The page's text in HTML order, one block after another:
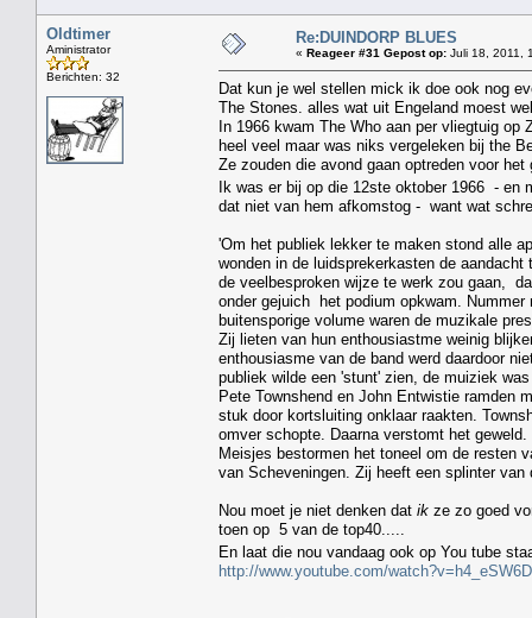
Oldtimer
Aministrator
Berichten: 32
Re:DUINDORP BLUES
« Reageer #31 Gepost op: Juli 18, 2011,
Dat kun je wel stellen mick ik doe ook nog
The Stones. alles wat uit Engeland moest
In 1966 kwam The Who aan per vliegtuig
heel veel maar was niks vergeleken bij the
Ze zouden die avond gaan optreden voor
Ik was er bij op die 12ste oktober 1966 -
dat niet van hem afkomstog - want wat
'Om het publiek lekker te maken stond alle
wonden in de luidsprekerkasten de
de veelbesproken wijze te werk zou gaan,
onder gejuich het podium opkwam.
buitensporige volume waren de muzikale
Zij lieten van hun enthousiastme weinig
enthousiasme van de band werd daardoor
publiek wilde een 'stunt' zien, de muiziek
Pete Townshend en John Entwistie ramden
stuk door kortsluiting onklaar raakten.
omver schopte. Daarna verstomt het
Meisjes bestormen het toneel om de resten
van Scheveningen. Zij heeft een splinter van
Nou moet je niet denken dat ik ze zo goed
toen op 5 van de top40.....
En laat die nou vandaag ook op You tube
http://www.youtube.com/